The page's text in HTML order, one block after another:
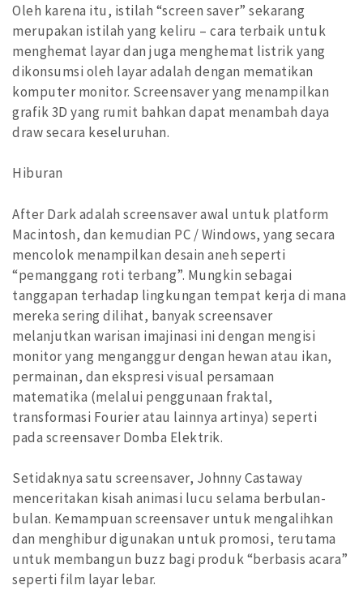
Oleh karena itu, istilah “screen saver” sekarang
merupakan istilah yang keliru – cara terbaik untuk
menghemat layar dan juga menghemat listrik yang
dikonsumsi oleh layar adalah dengan mematikan
komputer monitor. Screensaver yang menampilkan
grafik 3D yang rumit bahkan dapat menambah daya
draw secara keseluruhan.
Hiburan
After Dark adalah screensaver awal untuk platform
Macintosh, dan kemudian PC / Windows, yang secara
mencolok menampilkan desain aneh seperti
“pemanggang roti terbang”. Mungkin sebagai
tanggapan terhadap lingkungan tempat kerja di mana
mereka sering dilihat, banyak screensaver
melanjutkan warisan imajinasi ini dengan mengisi
monitor yang menganggur dengan hewan atau ikan,
permainan, dan ekspresi visual persamaan
matematika (melalui penggunaan fraktal,
transformasi Fourier atau lainnya artinya) seperti
pada screensaver Domba Elektrik.
Setidaknya satu screensaver, Johnny Castaway
menceritakan kisah animasi lucu selama berbulan-
bulan. Kemampuan screensaver untuk mengalihkan
dan menghibur digunakan untuk promosi, terutama
untuk membangun buzz bagi produk “berbasis acara”
seperti film layar lebar.